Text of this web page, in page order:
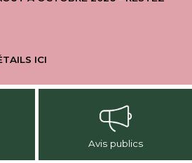
ICI
Avis publics